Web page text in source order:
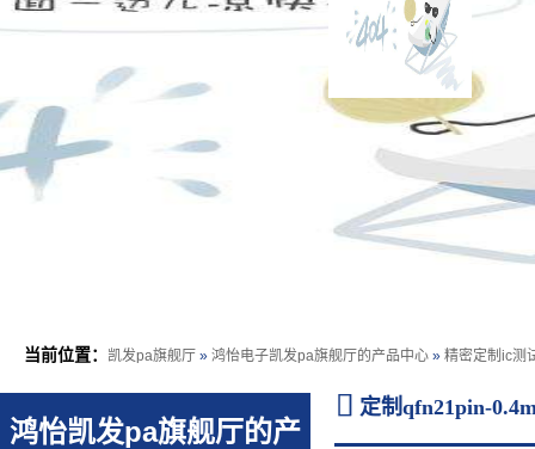
当前位置： 凯发pa旗舰厅 » 鸿怡电子凯发pa旗舰厅的产品中心 » 精密定制ic测
 定制qfn21pin-
鸿怡凯发pa旗舰厅的产